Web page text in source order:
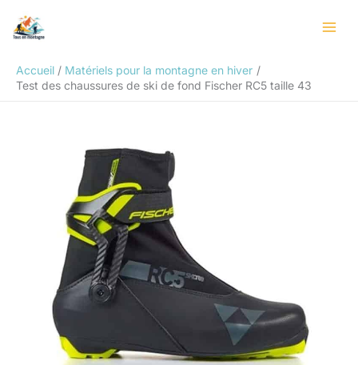
Accueil
Matériels pour la montagne en hiver
Test des chaussures de ski de fond Fischer RC5 taille 43